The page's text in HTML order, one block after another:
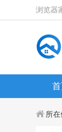
浏览器
所在